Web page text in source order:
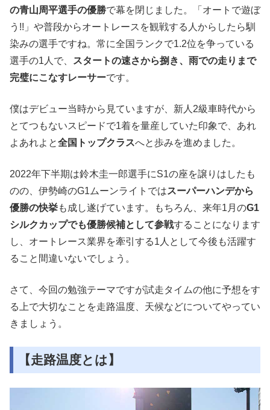
の青山周平選手の優勝で幕を閉じました。「オートで遊ぼ
う!!」や普段からオートレースを観戦する人からしたら馴
染みの選手ですね。常に全国ランクで1.2位を争っている
選手の1人で、
スタートの速さから捌き、雨での走りまで
完璧にこなすレーサーです。
僕はデビュー当時から見ていますが、新人2級車時代から
とてつもないスピードで1着を量産していた印象で、あれ
よあれよと全国トップクラスへと歩みを進めました。
2022年下半期は鈴木圭一郎選手にS1の座を譲りはしたも
のの、伊勢崎のG1ムーンライトではスーパーハンデから
優勝の快挙も成し遂げています。もちろん、来年1月のG1
シルクカップでも優勝候補として参戦することになります
し、オートレース業界を牽引する1人として今後も活躍す
ること間違いないでしょう。
さて、今回の勉強テーマですが試走タイムの他に予想をす
る上で大切なことを走路温度、天候などについてやってい
きましょう。
【走路温度とは】